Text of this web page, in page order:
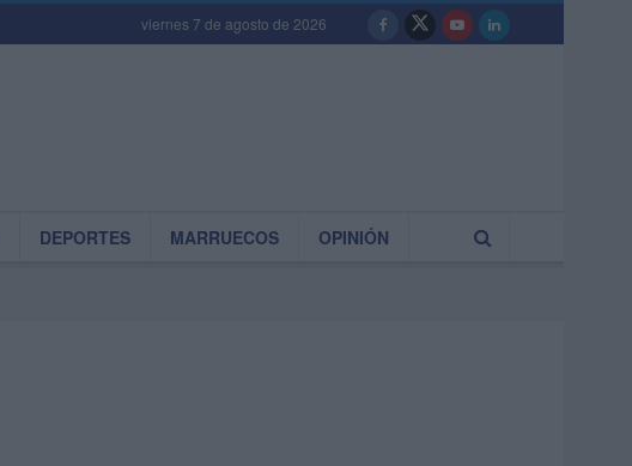
viernes 7 de agosto de 2026
DEPORTES MARRUECOS OPINIÓN